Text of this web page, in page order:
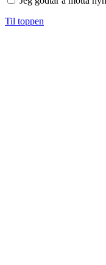
Til toppen